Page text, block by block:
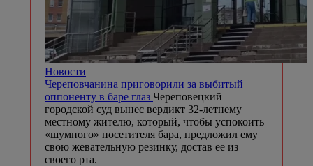
Новости
Череповчанина приговорили за выбитый
оппоненту в баре глаз Череповецкий
городской суд вынес вердикт 32-летнему
местному жителю, который, чтобы успокоить
«шумного» посетителя бара, предложил ему
свою жевательную резинку, достав ее из
своего рта.